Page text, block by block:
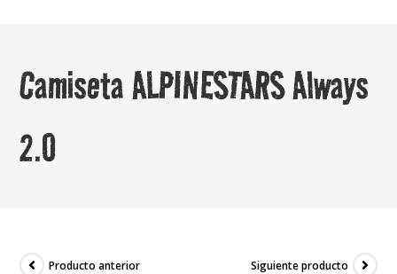
Camiseta ALPINESTARS Always
2.0
Producto anterior Siguiente producto